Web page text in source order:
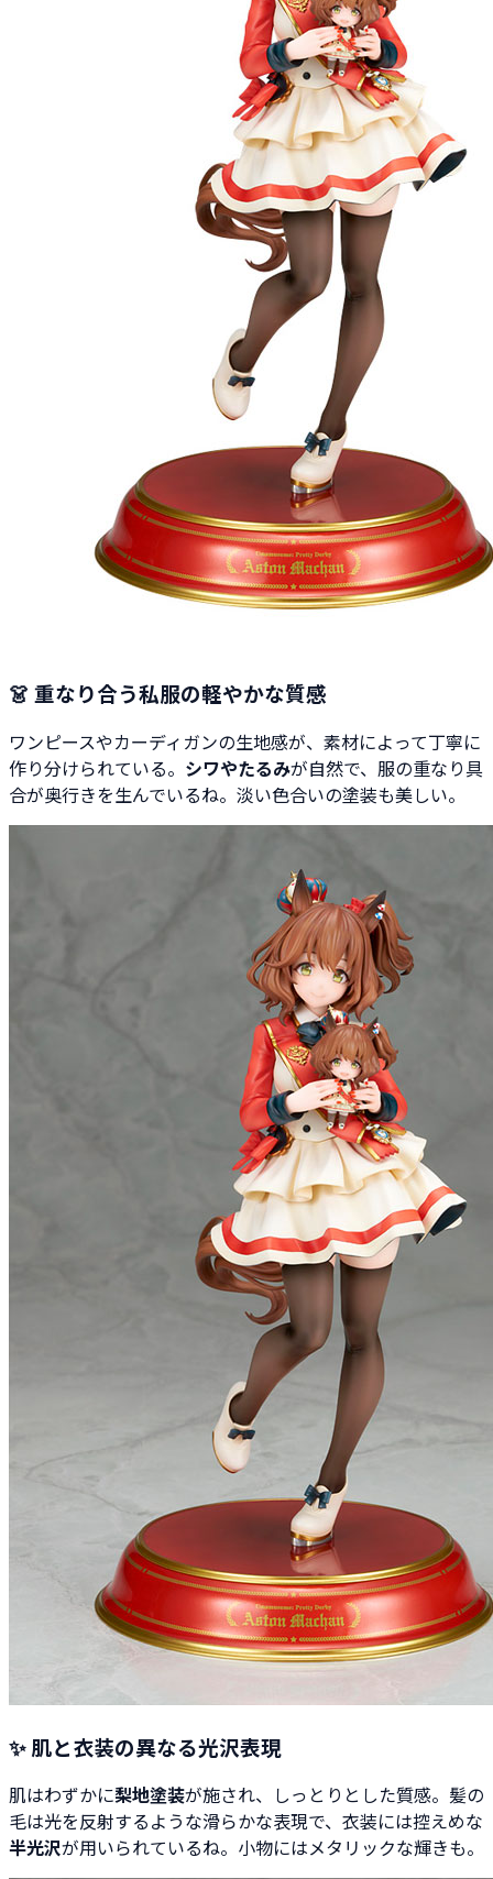
👗 重なり合う私服の軽やかな質感
ワンピースやカーディガンの生地感が、素材によって丁寧に
作り分けられている。 シワやたるみが自然で、服の重なり具
合が奥行きを生んでいるね。淡い色合いの塗装も美しい。
✨ 肌と衣装の異なる光沢表現
肌はわずかに梨地塗装が施され、しっとりとした質感。髪の
毛は光を反射するような滑らかな表現で、衣装には控えめな
半光沢が用いられているね。小物にはメタリックな輝きも。